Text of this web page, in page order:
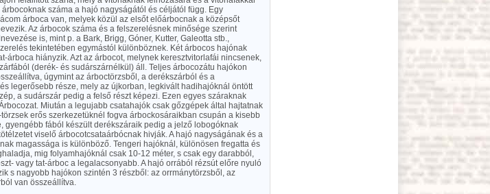
száma a hajó nagyságától és céljától függ. Egy
árboca van, melyek közül az elsőt előárbocnak a középsőt
Az árbocok száma és a felszerelésnek minősége szerint
is, mint p. a Bark, Brigg, Góner, Kutter, Galeotta stb.,
tekintetében egymástól különböznek. Két árbocos hajónak
árboca hiányzik. Azt az árbocot, melynek keresztvitorlafái nincsenek,
(derék- és sudárszárnélkül) áll. Teljes árbocozátu hajókon
úgymint az árboctörzsből, a derékszárból és a
legerősebb része, mely az újkorban, legkivált hadihajóknál öntött
a sudárszár pedig a felső részt képezi. Ezen egyes száraknak
Miután a legujabb csatahajók csak gőzgépek által hajtatnak
erős szerkezetüknél fogva árbockosáraikban csupán a kisebb
gyengébb fából készült derékszáraik pedig a jelző lobogóknak
viselő árbocotcsataárbócnak hivják. A hajó nagyságának és a
magassága is különböző. Tengeri hajóknál, különösen fregatta és
mig folyamhajóknál csak 10-12 méter, s csak egy darabból,
vagy tat-árboc a legalacsonyabb. A hajó orrából rézsút előre nyuló
s nagyobb hajókon szintén 3 részből: az orrmánytörzsből, az
van összeállítva.